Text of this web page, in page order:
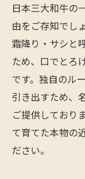
日本三大和牛の
由をご存知でし
霜降り・サシと
ため、口でとろ
です。独自のル
引き出すため、
ご提供しており
て育てた本物の
ださい。